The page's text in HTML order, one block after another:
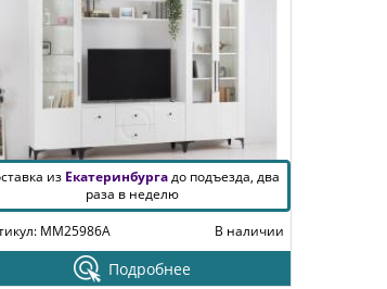
из Екатеринбургадо подъезда, два
раза в неделю
MM25986A
В наличии
Подробнее